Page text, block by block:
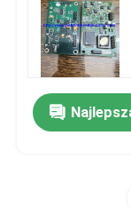
Akcesoria do
Części